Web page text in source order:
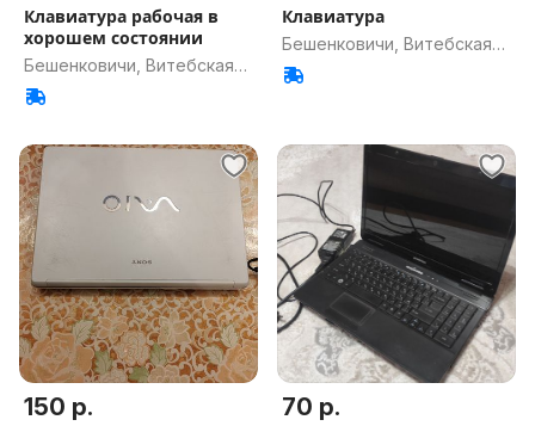
Клавиатура рабочая в
хорошем состоянии
Бешенковичи, Витебская
обл.
Клавиатура
Бешенковичи, Витебская
обл.
150 р. 70 р.